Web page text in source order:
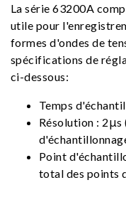
La série 63200A
utile pour
formes d'ondes de
spécifications de
ci-dessous:
Temps
Résolution :
Point
total des points